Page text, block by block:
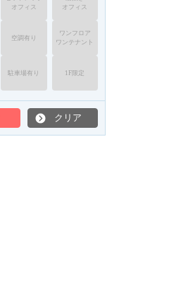
オフィス
オフィス
空調有り
ワンフロア
ワンテナント
駐車場有り 1F限定
クリア